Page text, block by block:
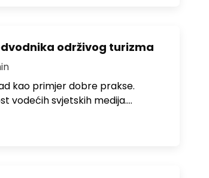
održivog turizma
kao primjer dobre prakse.
vodećih svjetskih medija.…